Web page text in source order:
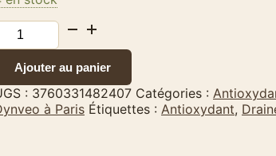
brocolis
Ajouter au panier
: 3760331482407 Catégories :
à Paris Étiquettes : Antioxydant,